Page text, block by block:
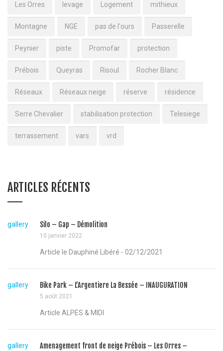
Les Orres levage Logement mithieux
Montagne NGE pas de l'ours Passerelle
Peynier piste Promofar protection
Prébois Queyras Risoul Rocher Blanc
Réseaux Réseaux neige réserve résidence
Serre Chevalier stabilisation protection Telesiege
terrassement vars vrd
ARTICLES RÉCENTS
gallery Silo – Gap – Démolition
10 janvier 2022
Article le Dauphiné Libéré - 02/12/2021
gallery Bike Park – L’Argentiere La Bessée – INAUGURATION
5 août 2021
Article ALPES & MIDI
gallery
Amenagement front de neige Prébois – Les Orres –